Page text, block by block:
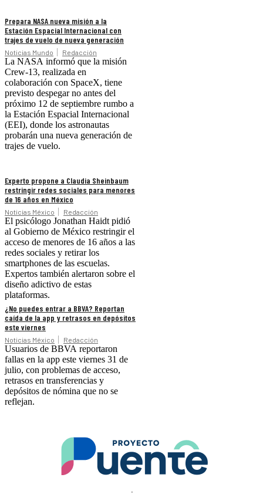
Prepara NASA nueva misión a la
Estación Espacial Internacional con
trajes de vuelo de nueva generación
Noticias Mundo Redacción
La NASA informó que la misión
Crew-13, realizada en
colaboración con SpaceX, tiene
previsto despegar no antes del
próximo 12 de septiembre rumbo a
la Estación Espacial Internacional
(EEI), donde los astronautas
probarán una nueva generación de
trajes de vuelo.
Experto propone a Claudia Sheinbaum
restringir redes sociales para menores
de 16 años en México
Noticias México Redacción
El psicólogo Jonathan Haidt pidió
al Gobierno de México restringir el
acceso de menores de 16 años a las
redes sociales y retirar los
smartphones de las escuelas.
Expertos también alertaron sobre el
diseño adictivo de estas
plataformas.
¿No puedes entrar a BBVA? Reportan
caída de la app y retrasos en depósitos
este viernes
Noticias México Redacción
Usuarios de BBVA reportaron
fallas en la app este viernes 31 de
julio, con problemas de acceso,
retrasos en transferencias y
depósitos de nómina que no se
reflejan.
.